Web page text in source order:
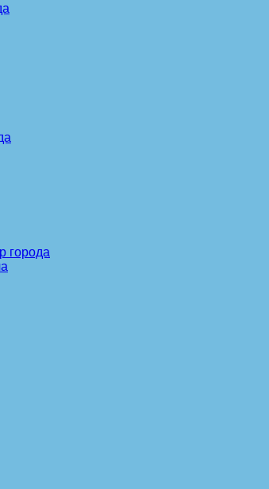
города